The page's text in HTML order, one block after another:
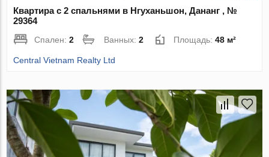
Квартира с 2 спальнями в Нгуханьшон, Дананг , №
29364
Спален:2 Ванных:2 Площадь:48 м²
Central Vietnam Realty Ltd